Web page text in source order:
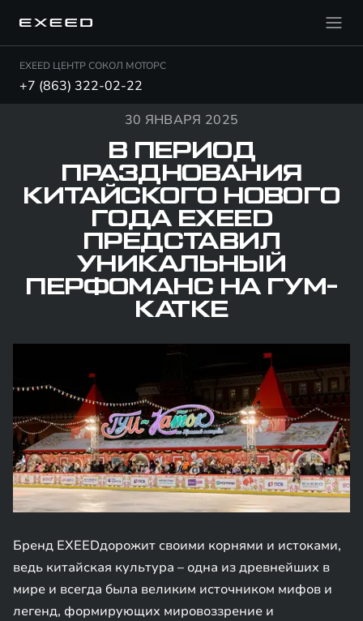
EXEED ЦЕНТР СОКОЛ МОТОРС
+7 (863) 322-02-22
30 ЯНВАРЯ 2025
В ПЕРИОД
ПРАЗДНОВАНИЯ
КИТАЙСКОГО НОВОГО
ГОДА EXEED
ПРЕДСТАВИЛ
УНИКАЛЬНЫЙ
ПЕРФОМАНС НА ГУМ-
КАТКЕ
Бренд EXEEDдорожит своими корнями и истоками,
ведь китайская культура – одна из древнейших в
мире и всегда была великим источником мифов и
легенд, формирующих мировоззрение и